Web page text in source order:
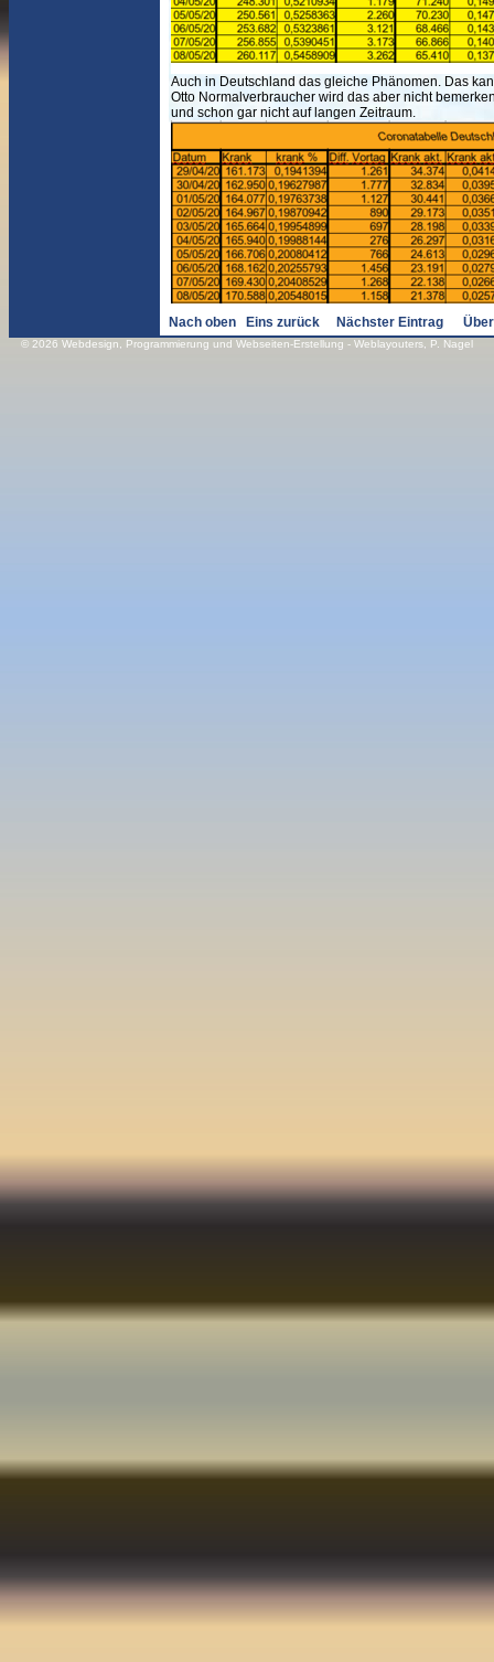
Auch in Deutschland das gleiche Phänomen. Das
Otto Normalverbraucher wird das aber nicht
und schon gar nicht auf langen Zeitraum.
Nach oben Eins zurück Nächster Eintrag
© 2026 Webdesign Programmierung und Webseiten-Erstellung - Weblayouters, P. Nagel